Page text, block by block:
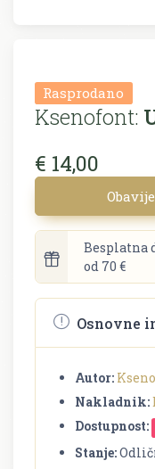
Rasprodano
Ksenofont:
€ 14,00
Besplatna
od 70 €
Osnovne
Autor:
Nakladnik:
Dostupnost:
Stanje: